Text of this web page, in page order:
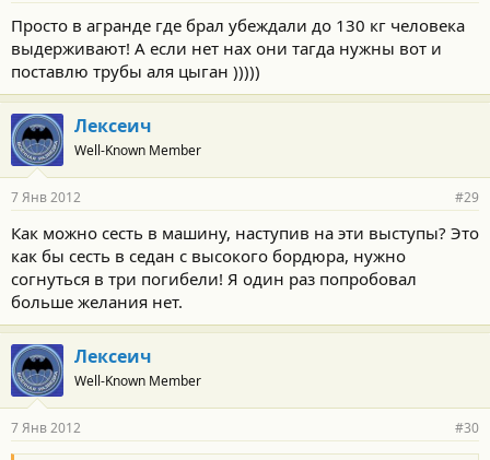
Просто в агранде где брал убеждали до 130 кг человека
выдерживают! А если нет нах они тагда нужны вот и
поставлю трубы аля цыган )))))
Лексеич
Well-Known Member
7 Янв 2012 #29
Как можно сесть в машину, наступив на эти выступы? Это
как бы сесть в седан с высокого бордюра, нужно
согнуться в три погибели! Я один раз попробовал
больше желания нет.
Лексеич
Well-Known Member
7 Янв 2012 #30